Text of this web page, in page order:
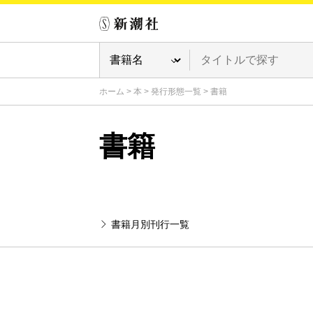
ホーム > 本 > 発行形態一覧 > 書籍
書籍
書籍月別刊行一覧